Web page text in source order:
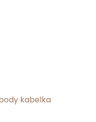
kabelka